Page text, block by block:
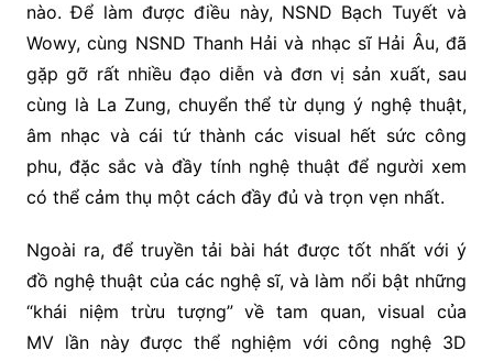
nào. Để làm được điều này, NSND Bạch Tuyết và
Wowy, cùng NSND Thanh Hải và nhạc sĩ Hải Âu, đã
gặp gỡ rất nhiều đạo diễn và đơn vị sản xuất, sau
cùng là La Zung, chuyển thể từ dụng ý nghệ thuật,
âm nhạc và cái tứ thành các visual hết sức công
phu, đặc sắc và đầy tính nghệ thuật để người xem
có thể cảm thụ một cách đầy đủ và trọn vẹn nhất.
Ngoài ra, để truyền tải bài hát được tốt nhất với ý
đồ nghệ thuật của các nghệ sĩ, và làm nổi bật những
“khái niệm trừu tượng” về tam quan, visual của
MV lần này được thể nghiệm với công nghệ 3D